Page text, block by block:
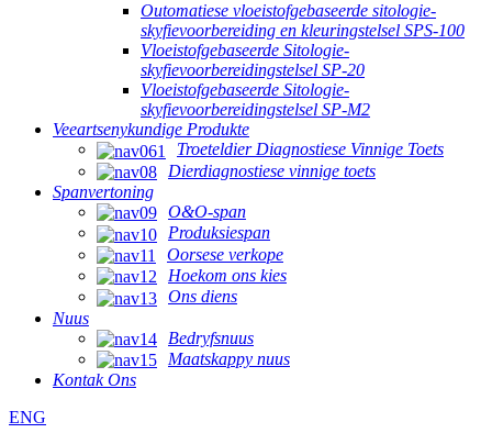
Outomatiese vloeistofgebaseerde sitologie-
skyfievoorbereiding en kleuringstelsel SPS-100
Vloeistofgebaseerde Sitologie-
skyfievoorbereidingstelsel SP-20
Vloeistofgebaseerde Sitologie-
skyfievoorbereidingstelsel SP-M2
Veeartsenykundige Produkte
Troeteldier Diagnostiese Vinnige Toets
Dierdiagnostiese vinnige toets
Spanvertoning
O&O-span
Produksiespan
Oorsese verkope
Hoekom ons kies
Ons diens
Nuus
Bedryfsnuus
Maatskappy nuus
Kontak Ons
ENG